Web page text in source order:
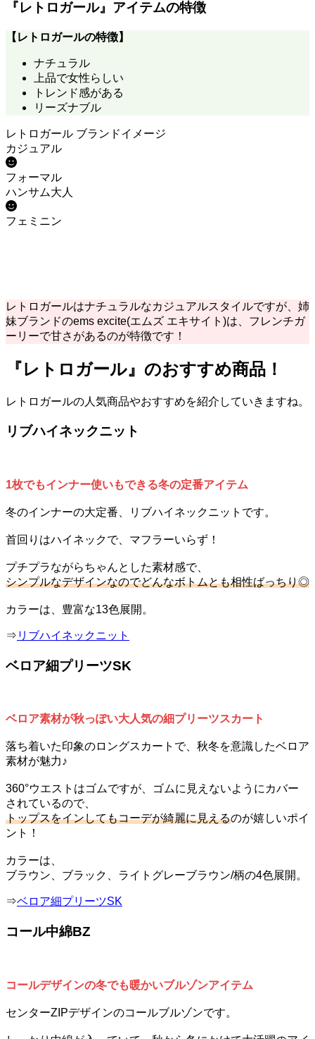
『レトロガール』アイテムの特徴
【 レトロガールの特徴】
ナチュラル
上品で女性らしい
トレンド感がある
リーズナブル
レトロガール ブランドイメージ
カジュアル
フォーマル
ハンサム大人
フェミニン
レトロガールはナチュラルなカジュアルスタイルですが、姉
妹ブランドのems excite(エムズ エキサイト)は、フレンチガ
ーリーで甘さがあるのが特徴です！
『レトロガール』のおすすめ商品！
レトロガールの人気商品やおすすめを紹介していきますね。
リブハイネックニット
1枚でもインナー使いもできる冬の定番アイテム
冬のインナーの大定番、リブハイネックニットです。
首回りはハイネックで、マフラーいらず！
プチプラながらちゃんとした素材感で、
シンプルなデザインなのでどんなボトムとも相性ばっちり◎
カラーは、豊富な13色展開。
⇒ リブハイネックニット
ベロア細プリーツSK
ベロア素材が秋っぽい大人気の細プリーツスカート
落ち着いた印象のロングスカートで、秋冬を意識したベロア
素材が魅力♪
360°ウエストはゴムですが、ゴムに見えないようにカバー
されているので、
トップスをインしてもコーデが綺麗に見えるのが嬉しいポイ
ント！
カラーは、
ブラウン、ブラック、ライトグレーブラウン/柄の4色展開。
⇒ベロア細プリーツSK
コール中綿BZ
コールデザインの冬でも暖かいブルゾンアイテム
センターZIPデザインのコールブルゾンです。